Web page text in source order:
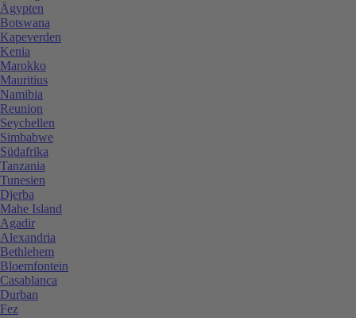
Ägypten
Botswana
Kapeverden
Kenia
Marokko
Mauritius
Namibia
Reunion
Seychellen
Simbabwe
Südafrika
Tanzania
Tunesien
Djerba
Mahe Island
Agadir
Alexandria
Bethlehem
Bloemfontein
Casablanca
Durban
Fez